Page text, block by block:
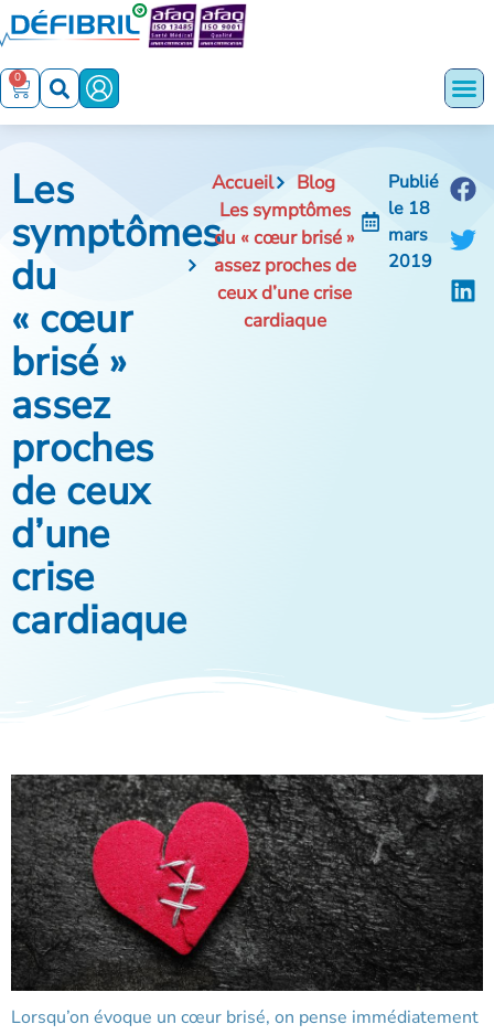
0
Les
symptômes
du
« cœur
brisé »
assez
proches
de ceux
d’une
crise
cardiaque
Accueil
Blog
Les symptômes
du « cœur brisé »
assez proches de
ceux d’une crise
cardiaque
Publié
le 18
mars
2019
Lorsqu’on évoque un cœur brisé, on pense immédiatement